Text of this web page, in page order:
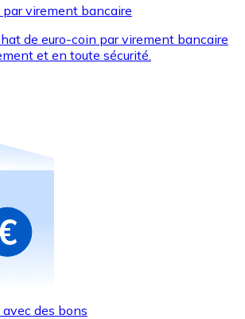
Visa et Mastercard pour acheter
cartes-cadeaux de vos marques
de cartes-cadeaux
virement bancaire
de euro-coin par virement bancaire
et en toute sécurité.
des bons